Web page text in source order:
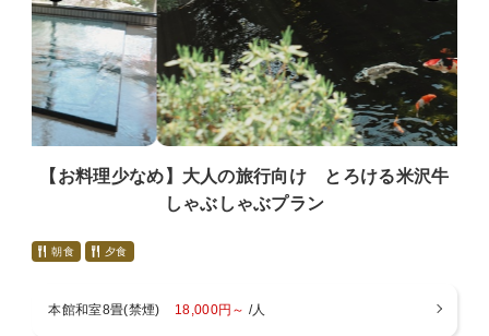
・お子様ランチ、朝食つき、布団なし（大人料金の４
０％）
・布団のみ（３０００円）
・１歳以上、食事、布団なし（１５００円）
※小学生でもお子様ランチをご希望の場合、幼児（食事・布
団あり）をご選択ください。
■ご案内■
・チェックイン１５：００ チェックアウト１０：００
・wifi ロビー、本館新館13室のみ（無料）
・アレルギー対応不可
【お料理少なめ】大人の旅行向け とろける米沢牛
しゃぶしゃぶプラン
朝食 夕食
本館和室8畳(禁煙) 18,000円～ /人